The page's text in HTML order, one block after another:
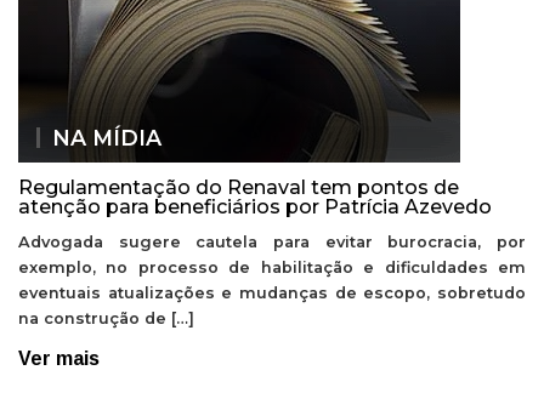
NA MÍDIA
Regulamentação do Renaval tem pontos de
atenção para beneficiários por Patrícia Azevedo
Advogada sugere cautela para evitar burocracia, por
exemplo, no processo de habilitação e dificuldades em
eventuais atualizações e mudanças de escopo, sobretudo
na construção de […]
Ver mais